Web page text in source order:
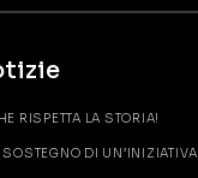
RISPETTA LA STORIA!
DI UN’INIZIATIVA